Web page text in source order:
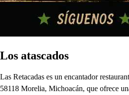
Los atascados
Las Retacadas es un encantador
58118 Morelia, Michoacán, que ofrece